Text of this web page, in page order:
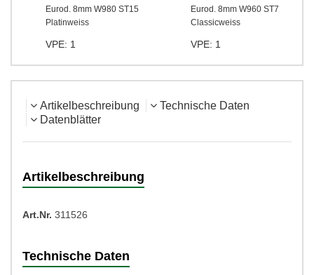
Eurod. 8mm W980 ST15
Platinweiss
VPE: 1
Eurod. 8mm W960 ST7
Classicweiss
VPE: 1
Artikelbeschreibung
Technische Daten
Datenblätter
Artikelbeschreibung
Art.Nr. 311526
Technische Daten